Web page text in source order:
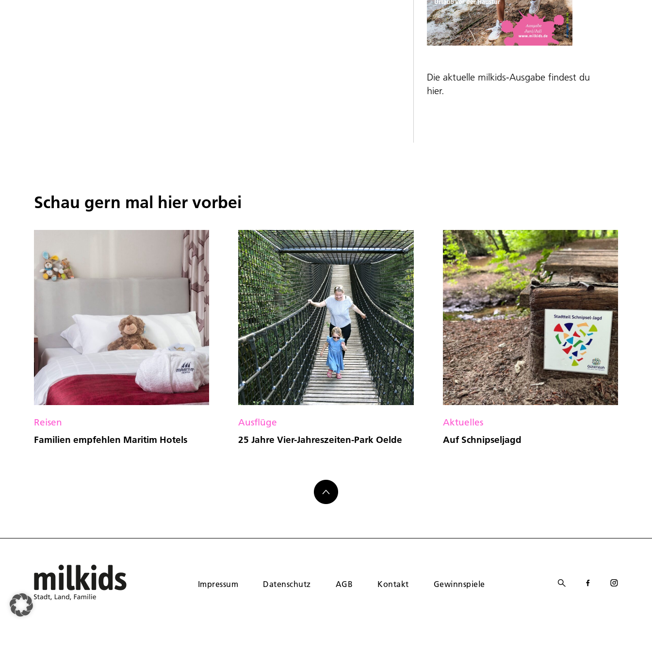
Die aktuelle milkids-Ausgabe findest du
hier.
Schau gern mal hier vorbei
Reisen
Familien empfehlen Maritim Hotels
Ausflüge
25 Jahre Vier-Jahreszeiten-Park Oelde
Aktuelles
Auf Schnipseljagd
Impressum Datenschutz AGB Kontakt Gewinnspiele